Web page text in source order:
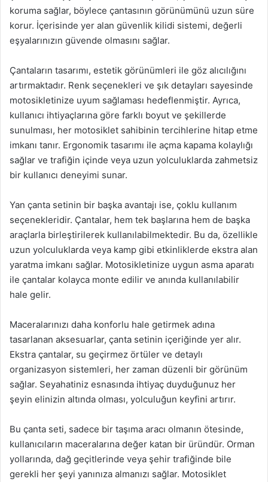
koruma sağlar, böylece çantasının görünümünü uzun süre
korur. İçerisinde yer alan güvenlik kilidi sistemi, değerli
eşyalarınızın güvende olmasını sağlar.
Çantaların tasarımı, estetik görünümleri ile göz alıcılığını
artırmaktadır. Renk seçenekleri ve şık detayları sayesinde
motosikletinize uyum sağlaması hedeflenmiştir. Ayrıca,
kullanıcı ihtiyaçlarına göre farklı boyut ve şekillerde
sunulması, her motosiklet sahibinin tercihlerine hitap etme
imkanı tanır. Ergonomik tasarımı ile açma kapama kolaylığı
sağlar ve trafiğin içinde veya uzun yolculuklarda zahmetsiz
bir kullanıcı deneyimi sunar.
Yan çanta setinin bir başka avantajı ise, çoklu kullanım
seçenekleridir. Çantalar, hem tek başlarına hem de başka
araçlarla birleştirilerek kullanılabilmektedir. Bu da, özellikle
uzun yolculuklarda veya kamp gibi etkinliklerde ekstra alan
yaratma imkanı sağlar. Motosikletinize uygun asma aparatı
ile çantalar kolayca monte edilir ve anında kullanılabilir
hale gelir.
Maceralarınızı daha konforlu hale getirmek adına
tasarlanan aksesuarlar, çanta setinin içeriğinde yer alır.
Ekstra çantalar, su geçirmez örtüler ve detaylı
organizasyon sistemleri, her zaman düzenli bir görünüm
sağlar. Seyahatiniz esnasında ihtiyaç duyduğunuz her
şeyin elinizin altında olması, yolculuğun keyfini artırır.
Bu çanta seti, sadece bir taşıma aracı olmanın ötesinde,
kullanıcıların maceralarına değer katan bir üründür. Orman
yollarında, dağ geçitlerinde veya şehir trafiğinde bile
gerekli her şeyi yanınıza almanızı sağlar. Motosiklet